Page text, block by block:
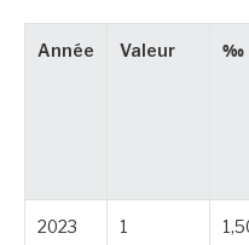
Année Valeur ‰
2023
1